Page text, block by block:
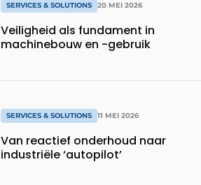
SERVICES & SOLUTIONS 20 MEI 2026
Veiligheid als fundament in
machinebouw en -gebruik
SERVICES & SOLUTIONS 11 MEI 2026
Van reactief onderhoud naar
industriële ‘autopilot’